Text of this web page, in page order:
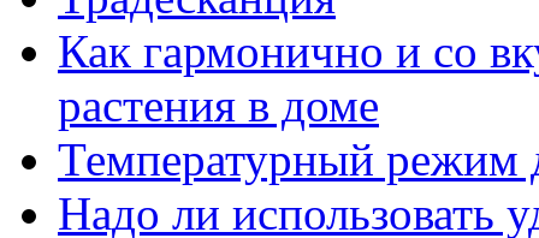
Как гармонично и со
растения в доме
Температурный режим
Надо ли использовать